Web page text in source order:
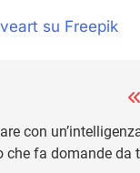
su Freepik
con
che fa domande da